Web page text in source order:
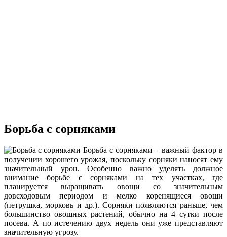
Борьба с сорняками
Борьба с сорняками – важный фактор в
получении хорошего урожая, поскольку сорняки наносят ему
значительный урон. Особенно важно уделять должное
внимание борьбе с сорняками на тех участках, где
планируется выращивать овощи со значительным
довсходовым периодом и мелко коренящиеся овощи
(петрушка, морковь и др.). Сорняки появляются раньше, чем
большинство овощных растений, обычно на 4 сутки после
посева. А по истечению двух недель они уже представляют
значительную угрозу.